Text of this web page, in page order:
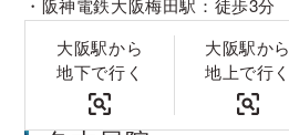
大阪駅から
地下で行く
大阪駅から
地上で行く